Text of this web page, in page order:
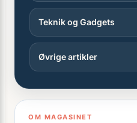
Teknik og Gadgets
Øvrige artikler
OM MAGASINET